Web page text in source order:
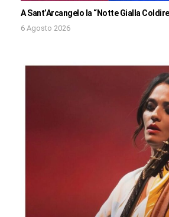
A Sant’Arcangelo la “Notte Gialla
6 Agosto 2026